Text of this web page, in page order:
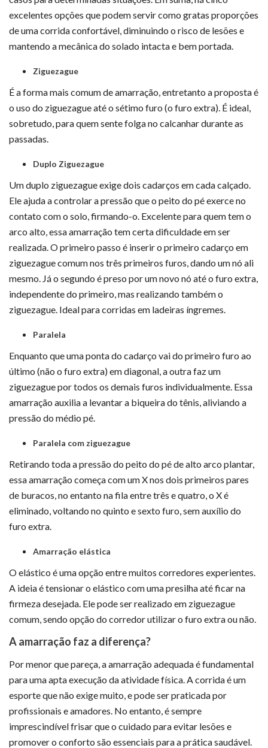
excelentes opções que podem servir como gratas proporções
de uma corrida confortável, diminuindo o risco de lesões e
mantendo a mecânica do solado intacta e bem portada.
Ziguezague
É a forma mais comum de amarração, entretanto a proposta é
o uso do ziguezague até o sétimo furo (o furo extra). É ideal,
sobretudo, para quem sente folga no calcanhar durante as
passadas.
Duplo Ziguezague
Um duplo ziguezague exige dois cadarços em cada calçado.
Ele ajuda a controlar a pressão que o peito do pé exerce no
contato com o solo, firmando-o. Excelente para quem tem o
arco alto, essa amarração tem certa dificuldade em ser
realizada. O primeiro passo é inserir o primeiro cadarço em
ziguezague comum nos três primeiros furos, dando um nó ali
mesmo. Já o segundo é preso por um novo nó até o furo extra,
independente do primeiro, mas realizando também o
ziguezague. Ideal para corridas em ladeiras íngremes.
Paralela
Enquanto que uma ponta do cadarço vai do primeiro furo ao
último (não o furo extra) em diagonal, a outra faz um
ziguezague por todos os demais furos individualmente. Essa
amarração auxilia a levantar a biqueira do tênis, aliviando a
pressão do médio pé.
Paralela com ziguezague
Retirando toda a pressão do peito do pé de alto arco plantar,
essa amarração começa com um X nos dois primeiros pares
de buracos, no entanto na fila entre três e quatro, o X é
eliminado, voltando no quinto e sexto furo, sem auxílio do
furo extra.
Amarração elástica
O elástico é uma opção entre muitos corredores experientes.
A ideia é tensionar o elástico com uma presilha até ficar na
firmeza desejada. Ele pode ser realizado em ziguezague
comum, sendo opção do corredor utilizar o furo extra ou não.
A amarração faz a diferença?
Por menor que pareça, a amarração adequada é fundamental
para uma apta execução da atividade física. A corrida é um
esporte que não exige muito, e pode ser praticada por
profissionais e amadores. No entanto, é sempre
imprescindível frisar que o cuidado para evitar lesões e
promover o conforto são essenciais para a prática saudável.